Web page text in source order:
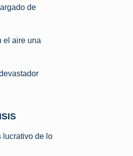
de
el aire una
lucrativo de lo